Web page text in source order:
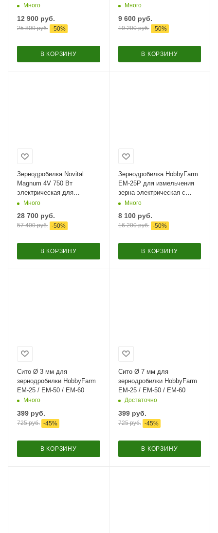
функцией мельницы / в
Много
12 900 руб.
25 800руб. -50%
В КОРЗИНУ
электрическая с функцией
сита​
Много
9 600руб.
19 200руб. -50%
В КОРЗИНУ
Зернодробилка Novital
Magnum 4V 750 Вт
электрическая для
измельчения зерна и
4 сита
Много
28 700 руб.
57 400руб. -50%
В КОРЗИНУ
Зернодробилка HobbyFarm
EM-25P для измельчения
зерна электрическая с
функцией мельницы / в
Много
8 100руб.
16 200руб. -50%
В КОРЗИНУ
Сито Ø 3 мм для
зернодробилки HobbyFarm
ЕМ-25 / ЕМ-50 / ЕМ-60
Много
399 руб.
725руб. -45%
В КОРЗИНУ
Сито Ø 7 мм для
зернодробилки HobbyFarm
ЕМ-25 / ЕМ-50 / ЕМ-60
Достаточно
399руб.
725руб. -45%
В КОРЗИНУ